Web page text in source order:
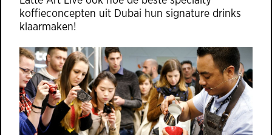
koffieconcepten uit Dubai hun signature drinks
klaarmaken!